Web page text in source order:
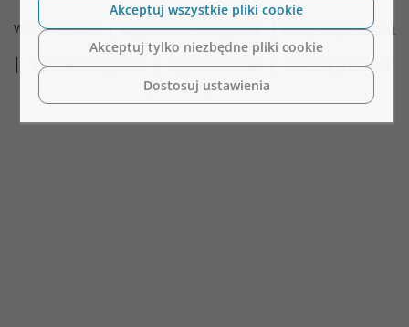
WE PUZZLES|Często zadawane pytania|Polityka Prywatności
| Warunki odstąpienia|Ogólne warunki|Informacje o firmie
|©2026 puzzleYOU
Dostosuj ustawienia
Akceptuj tylko niezbędne pliki cookie
Akceptuj wszystkie pliki cookie